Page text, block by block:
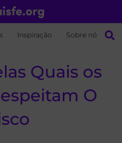
Inspiração Sobre nós
Quais os
O